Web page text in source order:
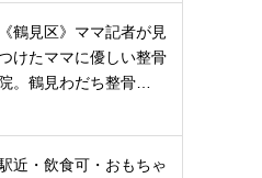
《鶴見区》ママ記者が見
けたママに優しい整骨
院。鶴見わだち整骨…
近・飲食可・おもちゃ